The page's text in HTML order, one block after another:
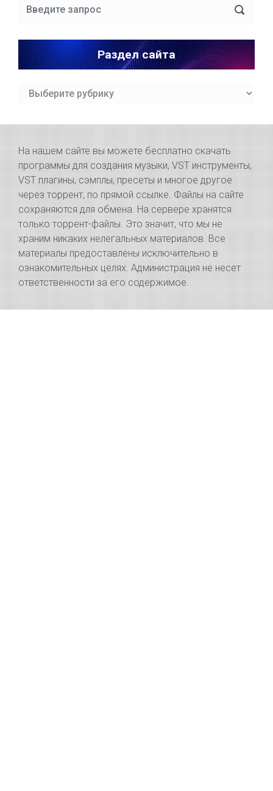
Раздел сайта
Раздел
На нашем сайте вы можете бесплатно скачать
программы для создания музыки, VST инструменты,
VST плагины, сэмплы, пресеты и многое другое
через торрент, по прямой ссылке. Файлы на сайте
сохраняются для обмена. На сервере хранятся
только торрент-файлы. Это значит, что мы не
храним никаких нелегальных материалов. Все
материалы предоставлены исключительно в
ознакомительных целях. Администрация не несет
ответственности за его содержимое.